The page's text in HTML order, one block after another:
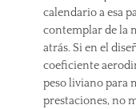
calendario a esa
contemplar de la
atrás. Si en el
coeficiente
peso liviano para
prestaciones, no